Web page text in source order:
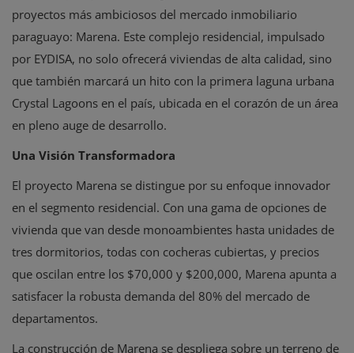
proyectos más ambiciosos del mercado inmobiliario
paraguayo: Marena. Este complejo residencial, impulsado
por EYDISA, no solo ofrecerá viviendas de alta calidad, sino
que también marcará un hito con la primera laguna urbana
Crystal Lagoons en el país, ubicada en el corazón de un área
en pleno auge de desarrollo.
Una Visión Transformadora
El proyecto Marena se distingue por su enfoque innovador
en el segmento residencial. Con una gama de opciones de
vivienda que van desde monoambientes hasta unidades de
tres dormitorios, todas con cocheras cubiertas, y precios
que oscilan entre los $70,000 y $200,000, Marena apunta a
satisfacer la robusta demanda del 80% del mercado de
departamentos.
La construcción de Marena se despliega sobre un terreno de